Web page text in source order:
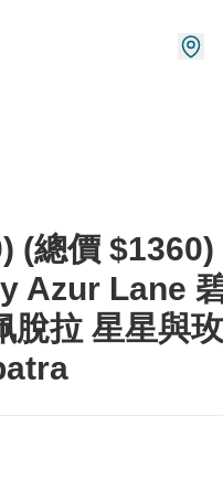
(總價 $1360)
Azur Lane
脫拉 星星與玫